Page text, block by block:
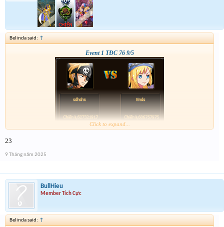
Belinda said: ↑
Event 1 TĐC 76 9/5
Click to expand...
23
9 Tháng năm 2025
BullHieu
Member Tích Cực
Belinda said: ↑